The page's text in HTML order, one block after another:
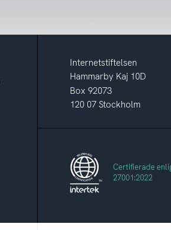
Internetstiftelsen
Hammarby Kaj 10D
Box 92073
120 07 Stockholm
Certifierade
27001:2022